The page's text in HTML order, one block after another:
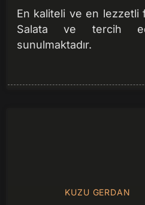
En kaliteli ve en lezzetli
Salata ve tercih
sunulmaktadır.
KUZU GERDAN